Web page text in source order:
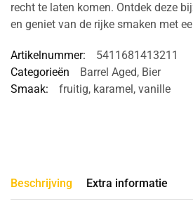
recht te laten komen. Ontdek deze
en geniet van de rijke smaken met
Artikelnummer:
5411681413211
Categorieën
Barrel Aged, Bier
Smaak:
fruitig, karamel, vanille
Beschrijving Extra informatie